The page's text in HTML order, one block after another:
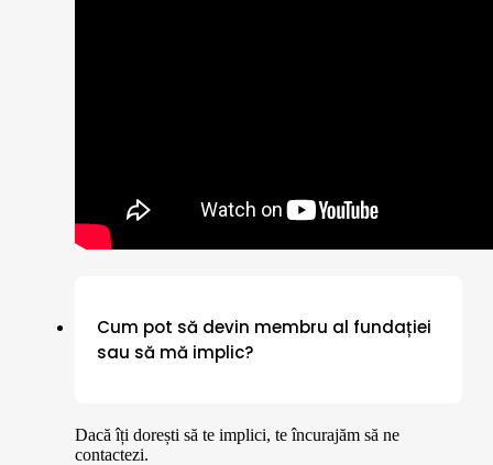
Cum pot să devin membru al fundației
sau să mă implic?
Dacă îți dorești să te implici, te încurajăm să ne
contactezi.